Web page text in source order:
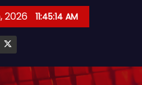
2026 11:45:15 AM